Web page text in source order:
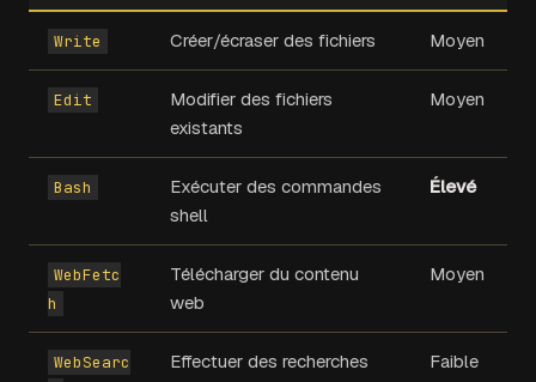
Write Créer/écraser des fichiers Moyen
Edit
Modifier des fichiers
existants
Moyen
Bash
Exécuter des commandes
shell
Élevé
WebFetc
h
Télécharger du contenu
web
Moyen
WebSearc
Effectuer des recherches
Faible